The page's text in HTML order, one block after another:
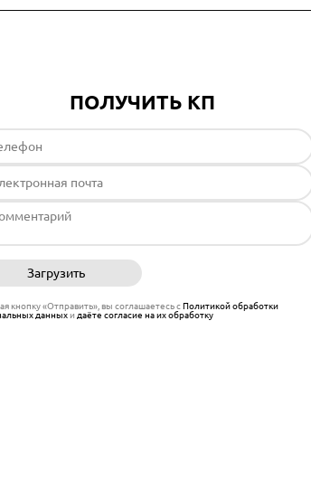
ПОЛУЧИТЬ КП
Загрузить
кнопку «Отправить», вы соглашаетесь сПолитикой обработки
данныхи даёте согласие на их обработку